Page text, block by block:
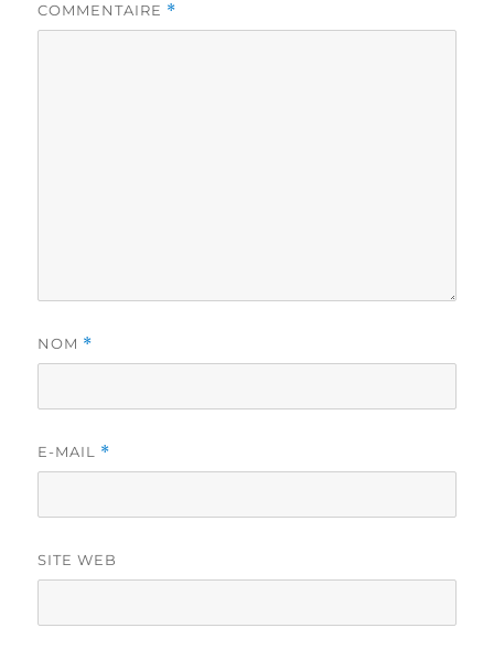
COMMENTAIRE *
NOM *
E-MAIL *
SITE WEB